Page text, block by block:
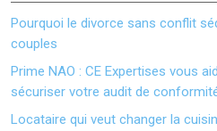
Pourquoi le divorce sans conflit
couples
Prime NAO : CE Expertises vous
sécuriser votre audit de
Locataire qui veut changer la